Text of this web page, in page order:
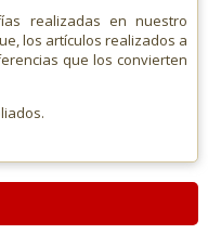
realizadas en nuestro
los artículos realizados a
que los convierten